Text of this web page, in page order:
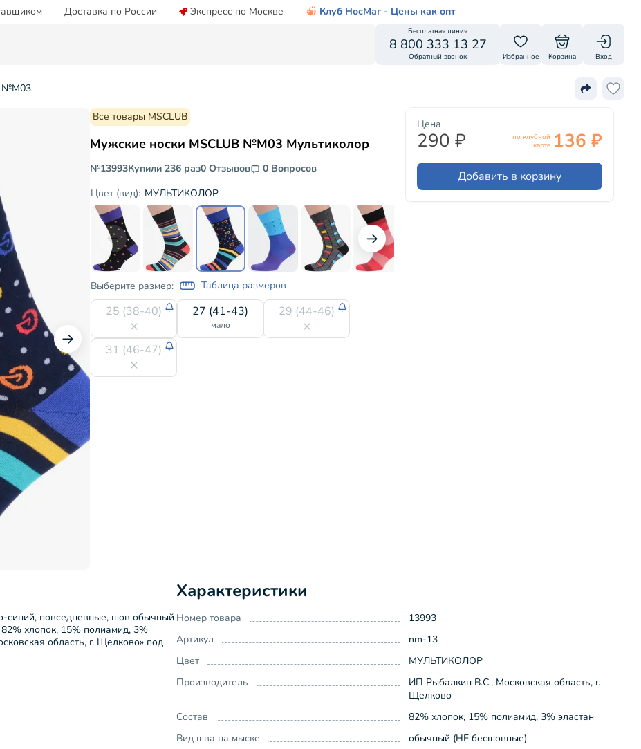
Доставка по России Экспресс по Москве Клуб НосМаг - Цены как опт
Бесплатная линия
8 800 333 13 27
Обратный звонок Избранное Корзина Вход
№М03
Все товары MSCLUB
Мужские носки MSCLUB №М03 Мультиколор
№13993Купили 236 раз0 Отзывов
0 Вопросов
Цвет (вид): МУЛЬТИКОЛОР
Выберите размер: Таблица размеров
25 (38-40) 27 (41-43)
мало
29 (44-46)
31 (46-47)
Цена
290 ₽
по клубной
карте 136 ₽
Добавить в корзину
синий, повседневные, шов обычный
хлопок, 15% полиамид, 3%
область, г. Щелково» под
Характеристики
Номер товара
13993
Артикул
nm-13
Цвет
МУЛЬТИКОЛОР
Производитель
ИП Рыбалкин В.С., Московская область, г.
Щелково
Состав
82% хлопок, 15% полиамид, 3% эластан
Вид шва на мыске
обычный (НЕ бесшовные)